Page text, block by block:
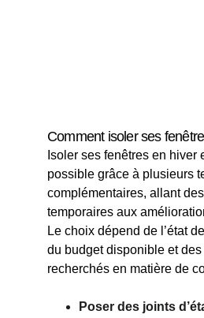
Comment isoler ses
Isoler ses fenêtres en hiver
possible grâce à plusieurs
complémentaires, allant
temporaires aux
Le choix dépend de l’état
du budget disponible et
recherchés en matière de
Poser des joints